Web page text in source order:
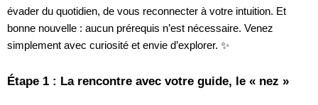
évader du quotidien, de vous reconnecter à votre intuition. Et
bonne nouvelle : aucun prérequis n’est nécessaire. Venez
simplement avec curiosité et envie d’explorer. ✨
Étape 1 : La rencontre avec votre guide, le « nez »